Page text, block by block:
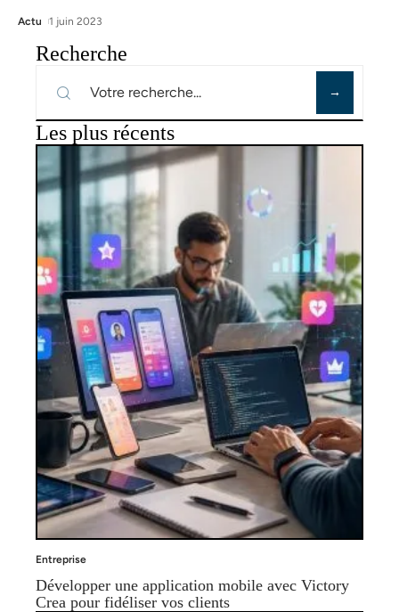
Actu 1 juin 2023
Recherche
Les plus récents
Entreprise
Développer une application mobile avec Victory
Crea pour fidéliser vos clients